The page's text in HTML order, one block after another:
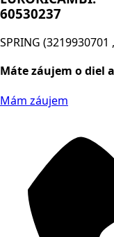
60530237
SPRING (3219930701
Máte záujem o diel
Mám záujem